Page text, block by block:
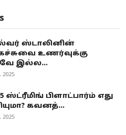
ஸ்டாலினின்
உணர்வுக்கு
இல்ல...
2025
ஸ்ட்ரீமிங் பிளாட்பார்ம் எது
கவனத்...
2025